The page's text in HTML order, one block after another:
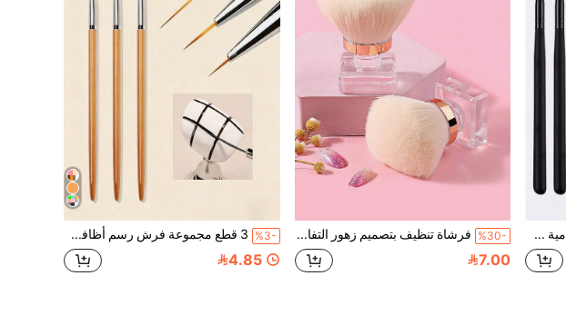
مجموعة فرش مكياج وجه دمية BJD، فرش رسم تفاصيل دقيقة، فرش رسم أظافر، أدوات رسم مصغرة احترافية DIY %30- فرشاة تنظيف بتصميم زهور التفاح، تستخدم لفن الأظافر، فرشاة مسحوق بقاعدة كريستال أكريليك أصفر، تستخدم للمانيكير والمكياج وأدوات التجميل.
7.00
%3- 3 قطع مجموعة فرش رسم أظافر نانو فائقة الدقة، فرش رسم دقيقة 1/2/3 ملم بمقبض خشبي، أدوات رسم خطوط دقيقة وتفاصيل وتصميم مانيكير فرنسي، إكسسوارات فن الأظافر الأساسية للمبتدئين وفناني الأظافر وصالونات DIY
4.85